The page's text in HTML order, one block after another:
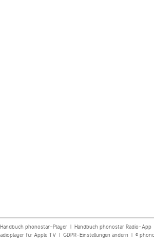
Handbuch phonostar-Player| Handbuch phonostar Radio-App
für Apple TV| GDPR-Einstellungen ändern | ©